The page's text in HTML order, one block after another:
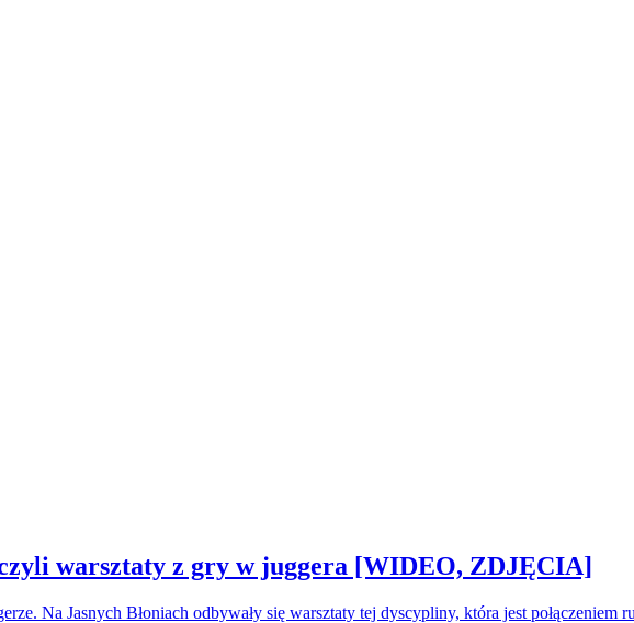
warsztaty z gry w juggera [WIDEO, ZDJĘCIA]
Na Jasnych Błoniach odbywały się warsztaty tej dyscypliny, która jest połączeniem